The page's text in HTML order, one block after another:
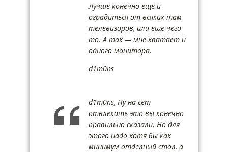
Лучше конечно еще и
оградиться от всяких там
телевизоров, или еще чего
то. А так — мне хватает и
одного монитора.
d1m0ns
d1m0ns, Ну на сет
отвлекать это вы конечно
правильно сказали. Но для
этого надо хотя бы как
минимум отделный стол, а